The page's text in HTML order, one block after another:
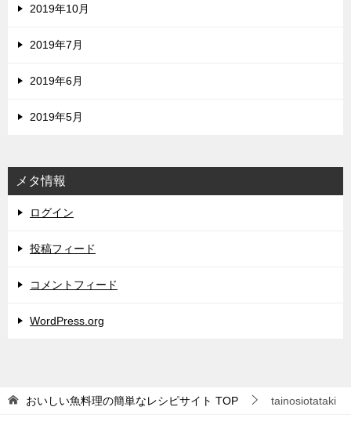
2019年10月
2019年7月
2019年6月
2019年5月
メタ情報
ログイン
投稿フィード
コメントフィード
WordPress.org
おいしい魚料理の簡単なレシピサイト TOP tainosiotataki